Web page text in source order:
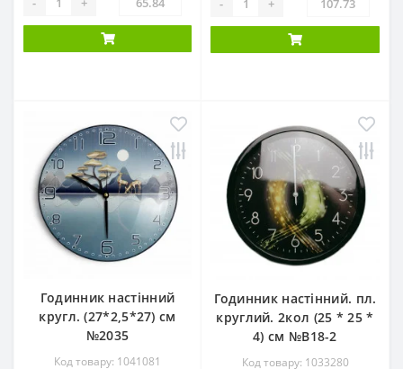
Годинник настінний
кругл. (27*2,5*27) см
№2035
Код товару: 1041081
Годинник настінний. пл.
круглий. 2кол (25 * 25 *
4) см №В18-2
Код товару: 1033280